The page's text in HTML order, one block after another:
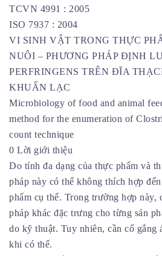
TCVN 4991 : 2005
ISO 7937 : 2004
VI SINH VẬT TRONG THỰC
NUÔI – PHƯƠNG PHÁP ĐỊNH
PERFRINGENS TRÊN ĐĨA
KHUẨN LẠC
Microbiology of food and animal
method for the enumeration of
count technique
0 Lời giới thiệu
Do tính đa dạng của thực phẩm và
pháp này có thể không thích hợp
phẩm cụ thể. Trong trường hợp này,
pháp khác đặc trưng cho từng sản
do kỹ thuật. Tuy nhiên, cần cố gắng
khi có thể.